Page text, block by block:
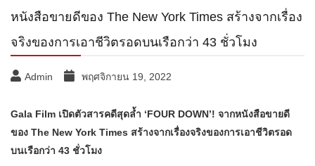
หนังสือขายดีของ The New York Times สร้างจากเรื่อง
จริงของการเอาชีวิตรอดบนเรือกว่า 43 ชั่วโมง
Admin พฤศจิกายน 19, 2022
Gala Film เปิดตัวสารคดีสุดล้ำ ‘FOUR DOWN’! จากหนังสือขายดี
ของ The New York Times สร้างจากเรื่องจริงของการเอาชีวิตรอด
บนเรือกว่า 43 ชั่วโมง